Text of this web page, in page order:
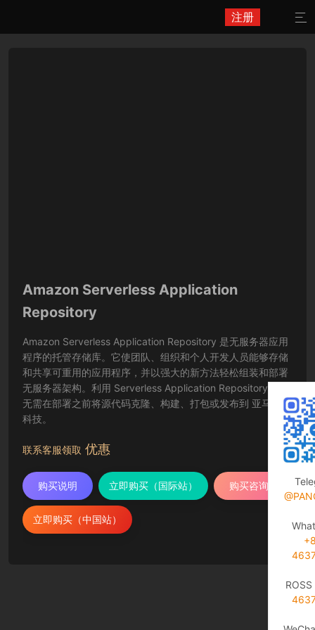
注册 
Amazon Serverless Application
Repository
Amazon Serverless Application Repository 是无服务器应用
程序的托管存储库。它使团队、组织和个人开发人员能够存储
和共享可重用的应用程序，并以强大的新方法轻松组装和部署
无服务器架构。利用 Serverless Application Repository，您
无需在部署之前将源代码克隆、构建、打包或发布到 亚马逊云
科技。
联系客服领取 优惠
购买说明 立即购买（国际站） 购买咨询
立即购买（中国站）